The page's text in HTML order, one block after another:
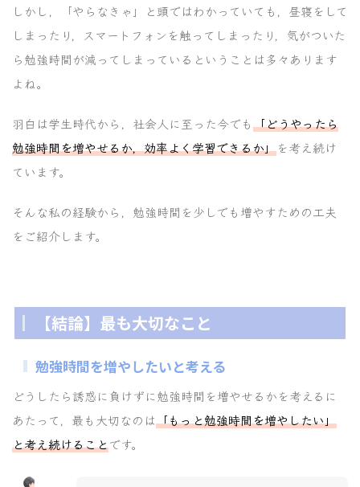
しかし，「やらなきゃ」と頭ではわかっていても，昼寝をして
しまったり，スマートフォンを触ってしまったり，気がついた
ら勉強時間が減ってしまっているということは多々あります
よね。
羽白は学生時代から，社会人に至った今でも「どうやったら
勉強時間を増やせるか，効率よく学習できるか」を考え続け
ています。
そんな私の経験から，勉強時間を少しでも増やすための工夫
をご紹介します。
【結論】最も大切なこと
勉強時間を増やしたいと考える
どうしたら誘惑に負けずに勉強時間を増やせるかを考えるに
あたって，最も大切なのは「もっと勉強時間を増やしたい」
と考え続けることです。